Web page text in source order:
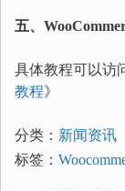
五、
具体教程可以访
教程》
分类： 新闻资讯
标签：